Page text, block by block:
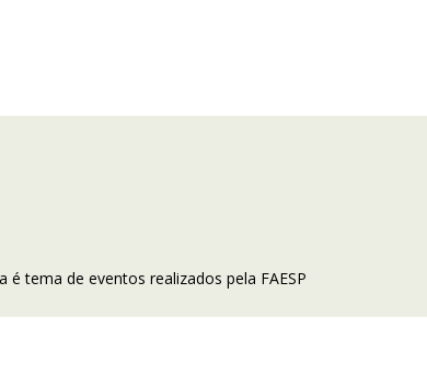
tema de eventos realizados pela FAESP